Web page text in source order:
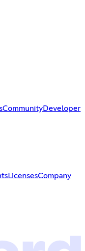
CommunityDeveloper
LicensesCompany